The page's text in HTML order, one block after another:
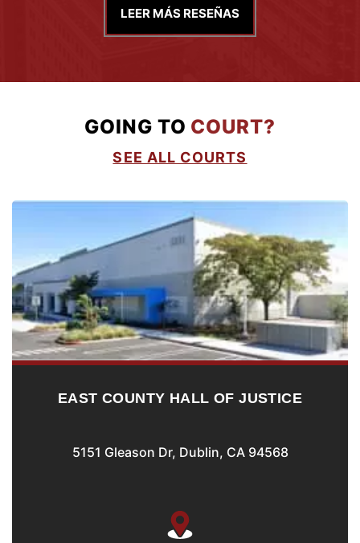
LEER MÁS RESEÑAS
GOING TO COURT?
SEE ALL COURTS
COUNTY HALL OF JUSTICE
Gleason Dr, Dublin, CA 94568